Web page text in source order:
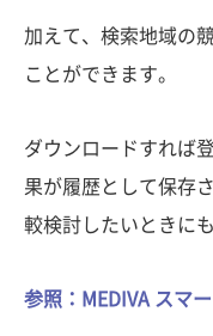
加えて、検索地域の
ことができます。
ダウンロードすれば
果が履歴として保存
較検討したいときに
参照：MEDIVA スマ